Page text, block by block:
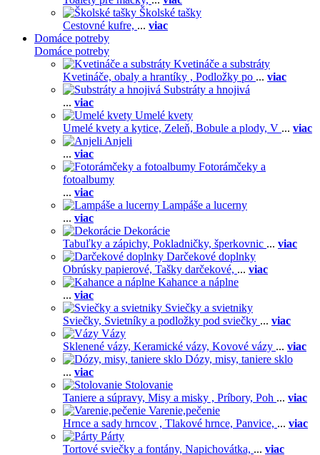
Školské tašky
Cestovné kufre, ... viac
Domáce potreby
Domáce potreby
Kvetináče a substráty
Kvetináče, obaly a hrantíky , Podložky po ... viac
Substráty a hnojivá
... viac
Umelé kvety
Umelé kvety a kytice, Zeleň, Bobule a plody, V ... viac
Anjeli
... viac
Fotorámčeky a
fotoalbumy
... viac
Lampáše a lucerny
... viac
Dekorácie
Tabuľky a zápichy, Pokladničky, šperkovnic ... viac
Darčekové doplnky
Obrúsky papierové, Tašky darčekové, ... viac
Kahance a náplne
... viac
Sviečky a svietniky
Sviečky, Svietníky a podložky pod sviečky ... viac
Vázy
Sklenené vázy, Keramické vázy, Kovové vázy ... viac
Dózy, misy, taniere sklo
... viac
Stolovanie
Taniere a súpravy, Misy a misky , Príbory, Poh ... viac
Varenie,pečenie
Hrnce a sady hrncov , Tlakové hrnce, Panvice, ... viac
Párty
Tortové sviečky a fontány, Napichovátka, ... viac